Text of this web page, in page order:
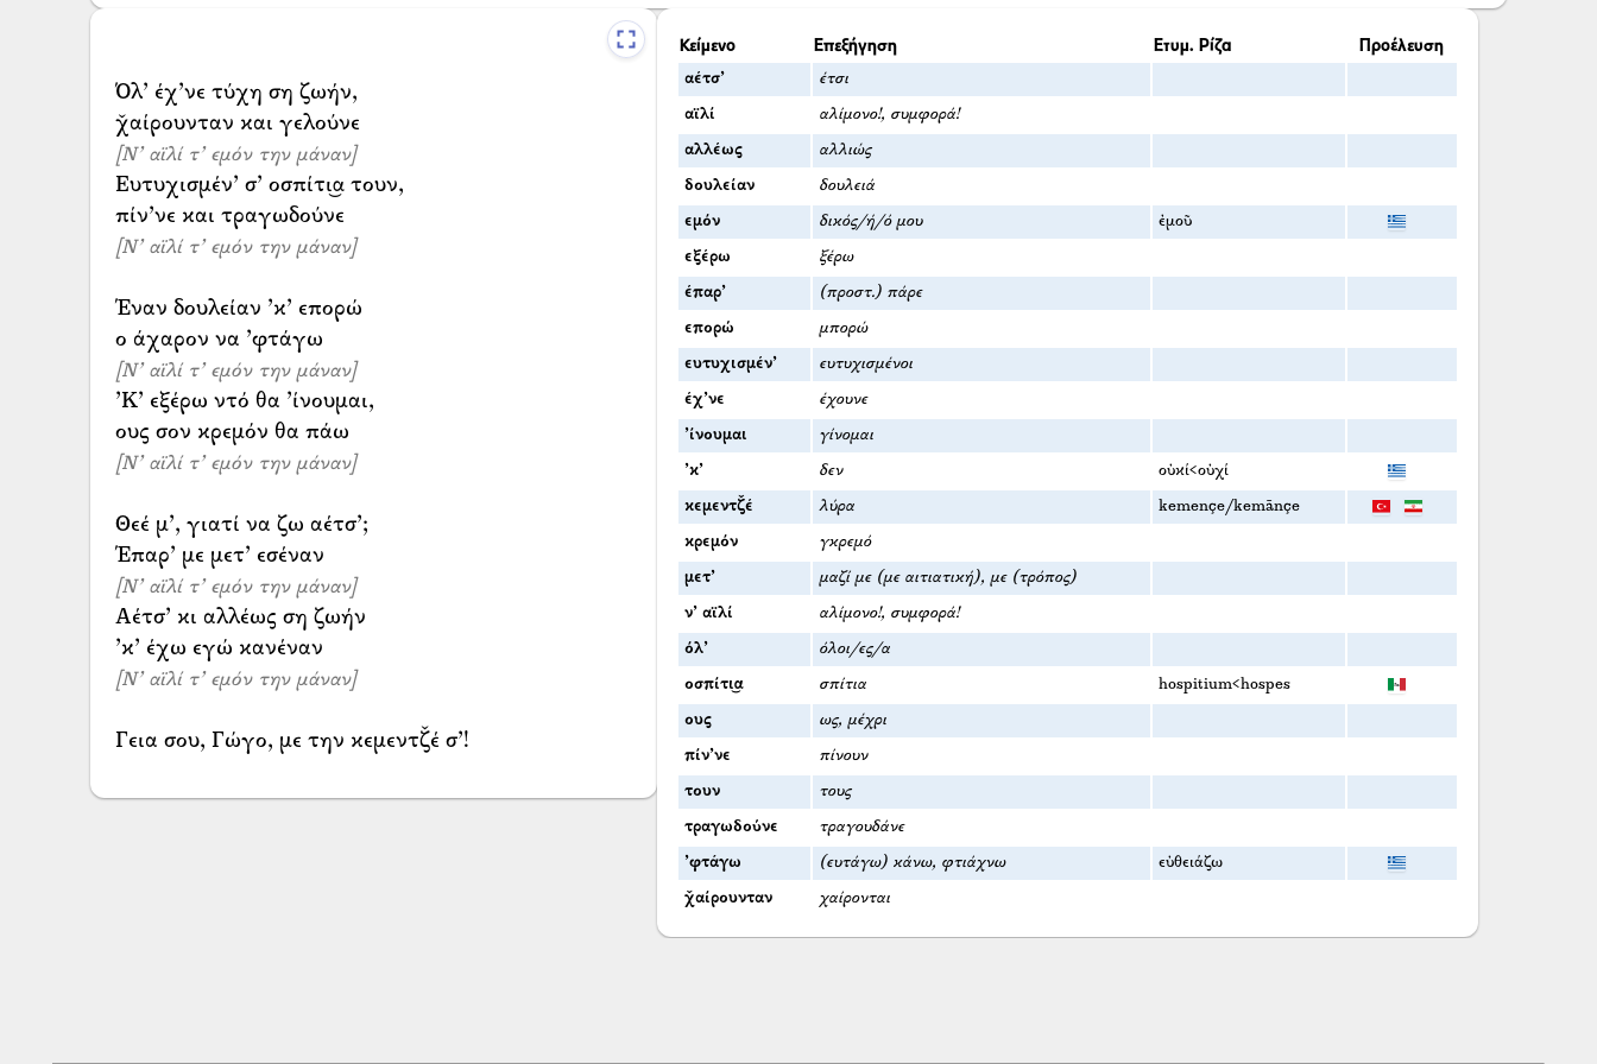
Όλ’ έχ’νε τύχη ση ζωήν,
[Ν’ αϊλί τ’ εμόν την μάναν]
Ευτυχισμέν’ σ’ οσπίτι͜α τουν,
[Ν’ αϊλί τ’ εμόν την μάναν]
Έναν δουλείαν ’κ’ επορώ
[Ν’ αϊλί τ’ εμόν την μάναν]
’Κ’ εξέρω ντό θα ’ίνουμαι,
[Ν’ αϊλί τ’ εμόν την μάναν]
Θεέ μ’, γιατί να ζω αέτσ’;
[Ν’ αϊλί τ’ εμόν την μάναν]
Αέτσ’ κι αλλέως ση ζωήν
[Ν’ αϊλί τ’ εμόν την μάναν]
Γεια σου, Γώγο, με την κεμεντζ̌έ σ’!
Κείμενο Επεξήγηση Ετυμ. Ρίζα Προέλευση
αέτσ’ έτσι
αϊλί αλίμονο!, συμφορά!
αλλέως αλλιώς
δουλείαν δουλειά
εμόν δικός/ή/ό μου ἐμοῦ
εξέρω ξέρω
έπαρ’ (προστ.) πάρε
επορώ μπορώ
ευτυχισμέν’ ευτυχισμένοι
έχ’νε έχουνε
’ίνουμαι γίνομαι
’κ’ δεν οὐκί<οὐχί
κεμεντζ̌έ λύρα kemençe/kemānçe
κρεμόν γκρεμό
μετ’ μαζί με (με αιτιατική), με (τρόπος)
ν’ αϊλί αλίμονο!, συμφορά!
όλ’ όλοι/ες/α
οσπίτι͜α σπίτια hospitium<hospes
ους ως, μέχρι
πίν’νε πίνουν
τουν τους
τραγωδούνε τραγουδάνε
’φτάγω (ευτάγω) κάνω, φτιάχνω εὐθειάζω
χ̌αίρουνταν χαίρονται